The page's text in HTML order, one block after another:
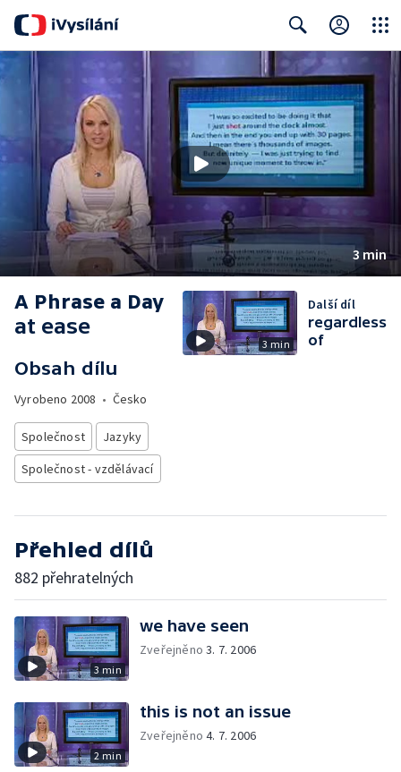
Search Close
3 min
A Phrase a Day
at ease
Obsah dílu
Vyrobeno 2008 • Česko
Společnost
Jazyky
Společnost - vzdělávací
3 min
Další díl
regardless
of
Přehled dílů
882 přehratelných
3 min
we have seen
Zveřejněno3. 7. 2006
2 min
this is not an issue
Zveřejněno4. 7. 2006